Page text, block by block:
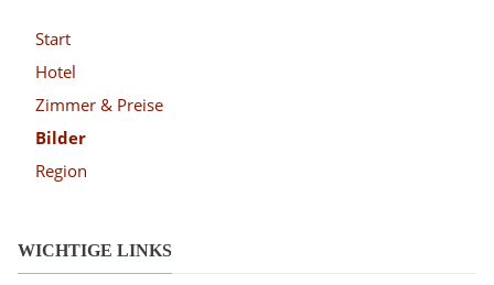
Start
Hotel
Zimmer & Preise
Bilder
Region
WICHTIGE LINKS